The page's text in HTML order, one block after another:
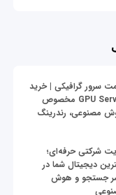
سرور گرافیکی | خرید
GPU Server مخصوص
مصنوعی، رندرینگ
شرکتی حرفه‌ای؛
دیجیتال شما در
جستجو و هوش